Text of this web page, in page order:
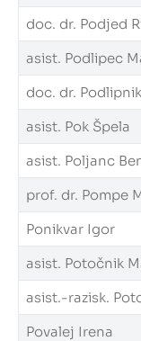
doc. dr. Podjed
asist. Podlipec
doc. dr.
asist. Pok Špela
asist. Poljanc
prof. dr. Pompe
Ponikvar Igor
asist. Potočnik
asist.-razisk.
Povalej Irena